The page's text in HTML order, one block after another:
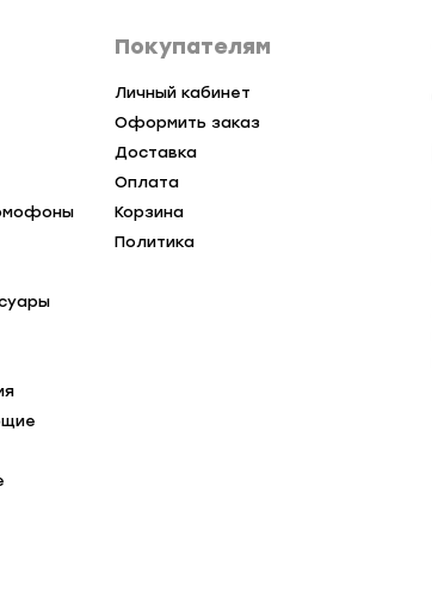
Покупателям
Личный кабинет
Оформить заказ
Доставка
Оплата
Корзина
Политика